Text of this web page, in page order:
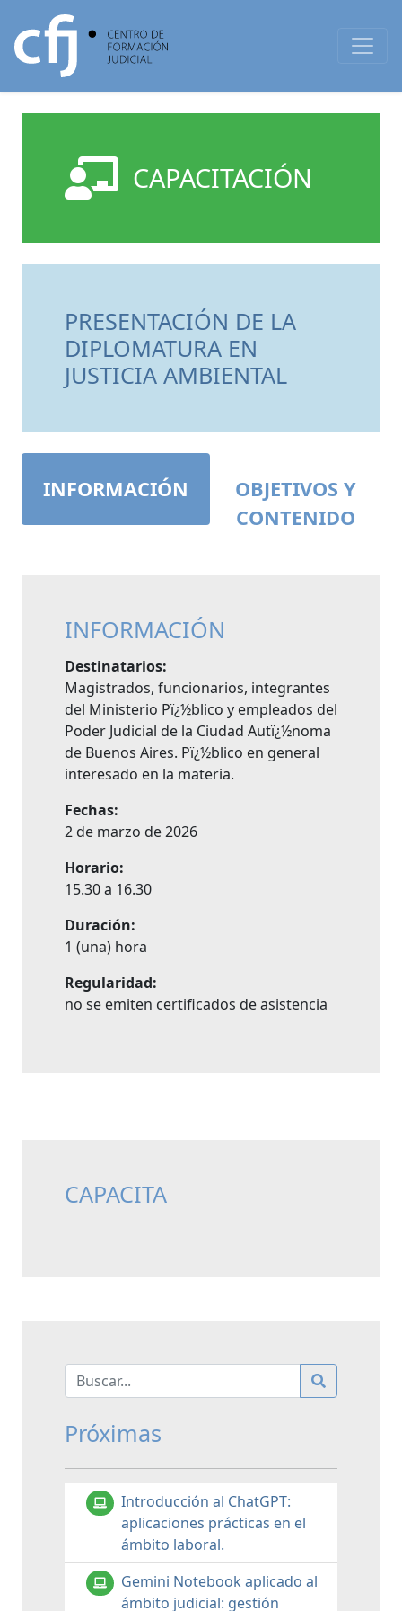
CAPACITACIÓN
PRESENTACIÓN DE LA
DIPLOMATURA EN
JUSTICIA AMBIENTAL
INFORMACIÓN
OBJETIVOS Y
CONTENIDO
INFORMACIÓN
Destinatarios:
Magistrados, funcionarios, integrantes
del Ministerio Pï¿½blico y empleados del
Poder Judicial de la Ciudad Autï¿½noma
de Buenos Aires. Pï¿½blico en general
interesado en la materia.
Fechas:
2 de marzo de 2026
Horario:
15.30 a 16.30
Duración:
1 (una) hora
Regularidad:
no se emiten certificados de asistencia
CAPACITA
Próximas
Introducción al ChatGPT:
aplicaciones prácticas en el
ámbito laboral.
Gemini Notebook aplicado al
ámbito judicial: gestión